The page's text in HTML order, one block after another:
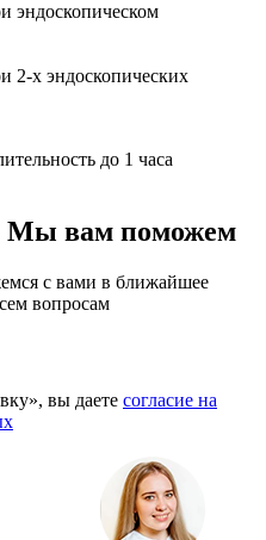
эндоскопическом
2-х эндоскопических
до 1 часа
Мы вам поможем
с вами в ближайшее
вопросам
вы даете согласие на